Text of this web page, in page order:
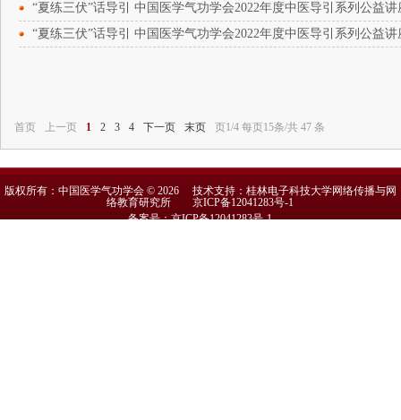
“夏练三伏”话导引 中国医学气功学会2022年度中医导引系列公益
“夏练三伏”话导引 中国医学气功学会2022年度中医导引系列公益
首页 上一页 1 2 3 4 下一页 末页 页1/4 每页15条/共 47 条
版权所有：中国医学气功学会 © 2026 技术支持：桂林电子科技大学网络传播与网
络教育研究所京ICP备12041283号-1
备案号：京ICP备12041283号-1